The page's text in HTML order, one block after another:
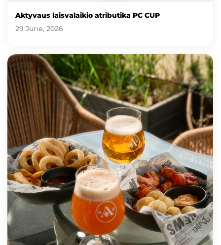
Aktyvaus laisvalaikio atributika PC CUP
29 June, 2026